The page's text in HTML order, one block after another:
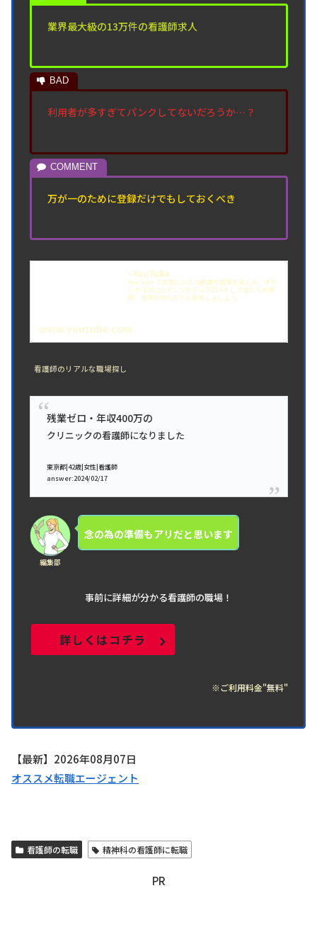
業界最大級の13万件の看護師求人
利用者が多すぎてパンクしてないだろうか…？
万が一のために登録だけでもしておくべき
- YouTube
YouTube でお気に入りの動画や音楽を楽しみ、オリ
ジナルのコンテンツをアップロードして友だちや家
族、世界中の人たちと共有しましょう。
www.youtube.com
看護師のリアルな職場探し
残業ゼロ・年収400万の
クリニックの看護師になりました
東京都|42歳|女性|看護師
answer:2024/02/17
編集部
念の為の準備もアリだと思います
事前に詳細が分かる看護師の職場！
詳しくはコチラ
※ご利用料金"無料"
【最新】2026年08月07日
オススメ転職エージェント
看護師の転職 精神科の看護師に転職
PR